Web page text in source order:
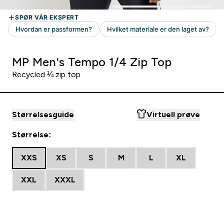
MP Men's Tempo 1/4 Zip Top
Recycled ¼ zip top
Størrelsesguide Virtuell prøve
Størrelse:
XXS XS S M L XL
XXL XXXL